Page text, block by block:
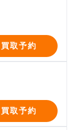
買取予約
買取予約